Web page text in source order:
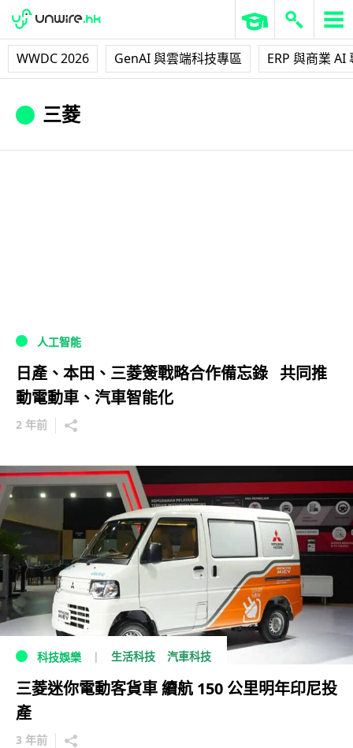
WWDC 2026 GenAI 與雲端科技專區 ERP 與商業 AI
三菱
人工智能
日產、本田、三菱簽戰略合作備忘錄 共同推
動電動車、汽車智能化
2 年前
科技娛樂 生活科技 汽車科技
三菱迷你電動客貨車 續航 150 公里明年印尼投
產
3 年前